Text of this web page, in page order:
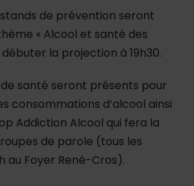
de prévention seront
« Alcool et santé des
la projection à 19h30.
santé seront présents pour
consommations d’alcool ainsi
Addiction Alcool qui fera la
de parole (tous les
au Foyer René-Cros).